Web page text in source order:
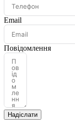
Email
Повідомлення
Надіслати